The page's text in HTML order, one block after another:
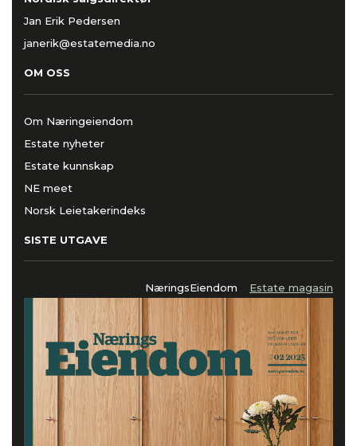
Jan Erik Pedersen
janerik@estatemedia.no
OM OSS
Om Næringeiendom
Estate nyheter
Estate kunnskap
NE meet
Norsk Leietakerindeks
SISTE UTGAVE
NæringsEiendom Estate magasin